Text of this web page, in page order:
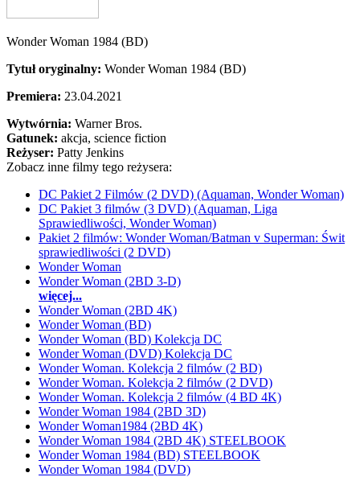
Wonder Woman 1984 (BD)
Tytuł oryginalny: Wonder Woman 1984 (BD)
Premiera: 23.04.2021
Wytwórnia: Warner Bros.
Gatunek: akcja, science fiction
Reżyser: Patty Jenkins
Zobacz inne filmy tego reżysera:
DC Pakiet 2 Filmów (2 DVD) (Aquaman, Wonder Woman)
DC Pakiet 3 filmów (3 DVD) (Aquaman, Liga
Sprawiedliwości, Wonder Woman)
Pakiet 2 filmów: Wonder Woman/Batman v Superman: Świt
sprawiedliwości (2 DVD)
Wonder Woman
Wonder Woman (2BD 3-D)
więcej...
Wonder Woman (2BD 4K)
Wonder Woman (BD)
Wonder Woman (BD) Kolekcja DC
Wonder Woman (DVD) Kolekcja DC
Wonder Woman. Kolekcja 2 filmów (2 BD)
Wonder Woman. Kolekcja 2 filmów (2 DVD)
Wonder Woman. Kolekcja 2 filmów (4 BD 4K)
Wonder Woman 1984 (2BD 3D)
Wonder Woman1984 (2BD 4K)
Wonder Woman 1984 (2BD 4K) STEELBOOK
Wonder Woman 1984 (BD) STEELBOOK
Wonder Woman 1984 (DVD)